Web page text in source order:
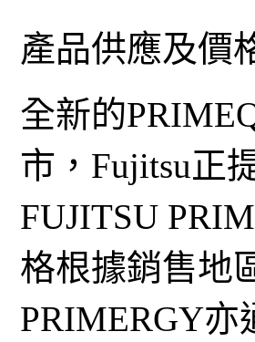
產品供應及價
全新的
市，Fujitsu正
FUJITSU
格根據銷售地
PRIMERGY